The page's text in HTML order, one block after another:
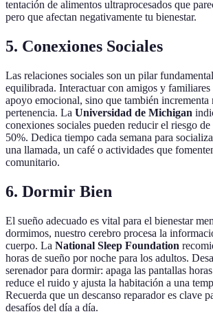
tentación de alimentos ultraprocesados que
pero que afectan negativamente tu bienestar.
5. Conexiones Sociales
Las relaciones sociales son un pilar
equilibrada. Interactuar con amigos y
apoyo emocional, sino que también incrementa
pertenencia. La Universidad de Michigan
conexiones sociales pueden reducir el riesgo
50%. Dedica tiempo cada semana para
una llamada, un café o actividades que
comunitario.
6. Dormir Bien
El sueño adecuado es vital para el bienestar
dormimos, nuestro cerebro procesa la
cuerpo. La National Sleep Foundation
horas de sueño por noche para los adultos.
serenador para dormir: apaga las pantallas
reduce el ruido y ajusta la habitación a una
Recuerda que un descanso reparador es clave
desafíos del día a día.